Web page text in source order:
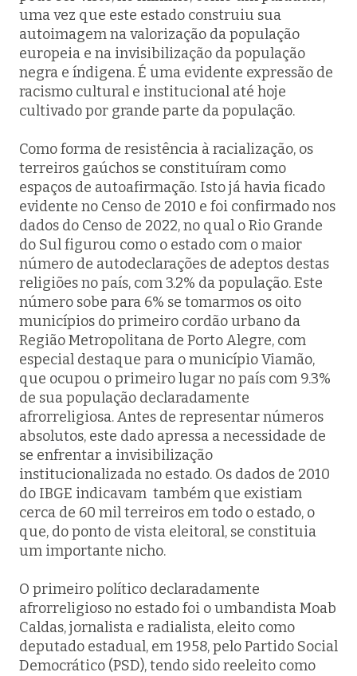
uma vez que este estado construiu sua
autoimagem na valorização da população
europeia e na invisibilização da população
negra e índigena. É uma evidente expressão de
racismo cultural e institucional até hoje
cultivado por grande parte da população.
Como forma de resistência à racialização, os
terreiros gaúchos se constituíram como
espaços de autoafirmação. Isto já havia ficado
evidente no Censo de 2010 e foi confirmado nos
dados do Censo de 2022, no qual o Rio Grande
do Sul figurou como o estado com o maior
número de autodeclarações de adeptos destas
religiões no país, com 3.2% da população. Este
número sobe para 6% se tomarmos os oito
municípios do primeiro cordão urbano da
Região Metropolitana de Porto Alegre, com
especial destaque para o município Viamão,
que ocupou o primeiro lugar no país com 9.3%
de sua população declaradamente
afrorreligiosa. Antes de representar números
absolutos, este dado apressa a necessidade de
se enfrentar a invisibilização
institucionalizada no estado. Os dados de 2010
do IBGE indicavam também que existiam
cerca de 60 mil terreiros em todo o estado, o
que, do ponto de vista eleitoral, se constituia
um importante nicho.
O primeiro político declaradamente
afrorreligioso no estado foi o umbandista Moab
Caldas, jornalista e radialista, eleito como
deputado estadual, em 1958, pelo Partido Social
Democrático (PSD), tendo sido reeleito como